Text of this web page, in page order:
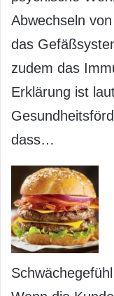
Abwechseln
das
zudem das
Erklärung ist
dass…